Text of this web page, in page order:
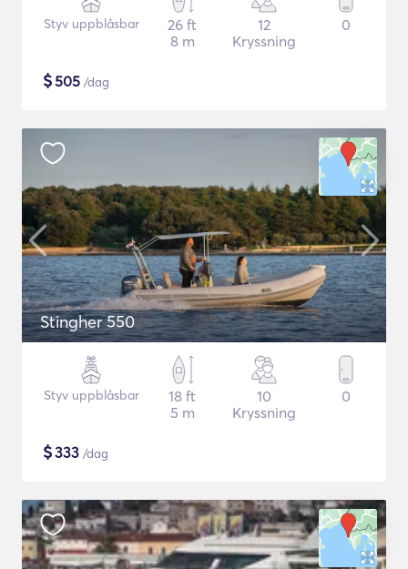
Styv uppblåsbar
26 ft
8 m
12
Kryssning
0
$505 /dag
Stingher 550
Styv uppblåsbar
18 ft
5 m
10
Kryssning
0
$333 /dag